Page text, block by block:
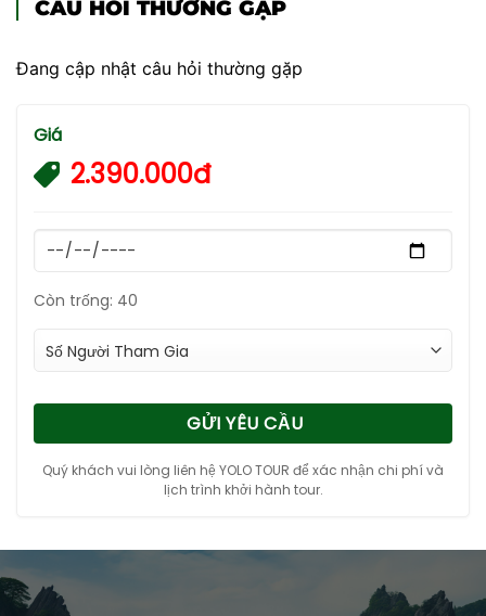
CÂU HỎI THƯỜNG GẶP
Đang cập nhật câu hỏi thường gặp
Giá
2.390.000đ
Còn trống: 40
GỬI YÊU CẦU
Quý khách vui lòng liên hệ YOLO TOUR để xác nhận chi phí và
lịch trình khởi hành tour.